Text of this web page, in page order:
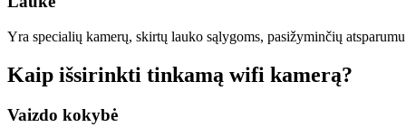
Yra specialių kamerų, skirtų lauko sąlygoms, pasižyminčių
Kaip išsirinkti tinkamą wifi kamerą?
Vaizdo kokybė